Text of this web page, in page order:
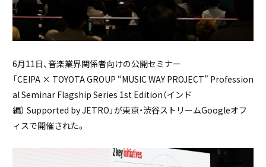
6月11日、音楽業界関係者向けの公開セミナー
「CEIPA × TOYOTA GROUP “MUSIC WAY PROJECT” Profession
al Seminar Flagship Series 1st Edition（インド
編） Supported by JETRO」が東京・渋谷ストリームGoogleオフ
ィスで開催された。